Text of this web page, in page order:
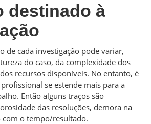
destinado à
de cada investigação pode variar,
do caso, da complexidade dos
recursos disponíveis. No entanto, é
se estende mais para a
Então alguns traços são
das resoluções, demora na
com o tempo/resultado.